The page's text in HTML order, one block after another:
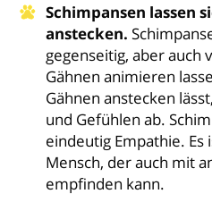
Schimpansen lassen
anstecken.
gegenseitig, aber auch
Gähnen animieren
Gähnen anstecken
und Gefühlen ab.
eindeutig Empathie.
Mensch, der auch mit
empfinden kann.